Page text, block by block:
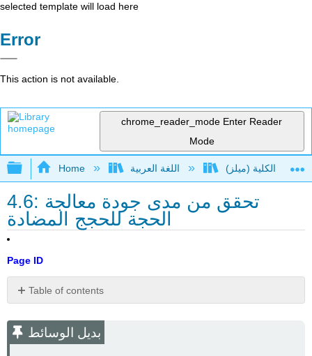
selected template will load here
Error
This action is not available.
chrome_reader_mode Enter Reader
Mode
Expand/collapse global hierarchy
Home
4.6: تحقق من مدى جودة معالجة
الحجة للحجج المضادة
Page ID
Table of contents
الوسائط
هل
بديل الوسائط